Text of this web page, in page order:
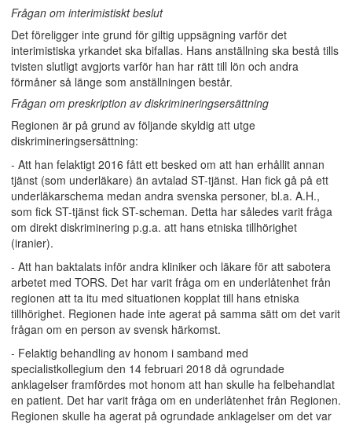
Frågan om interimistiskt beslut
Det föreligger inte grund för giltig uppsägning varför det
interimistiska yrkandet ska bifallas. Hans anställning ska bestå tills
tvisten slutligt avgjorts varför han har rätt till lön och andra
förmåner så länge som anställningen består.
Frågan om preskription av diskrimineringsersättning
Regionen är på grund av följande skyldig att utge
diskrimineringsersättning:
- Att han felaktigt 2016 fått ett besked om att han erhållit annan
tjänst (som underläkare) än avtalad ST-tjänst. Han fick gå på ett
underläkarschema medan andra svenska personer, bl.a. A.H.,
som fick ST-tjänst fick ST-scheman. Detta har således varit fråga
om direkt diskriminering p.g.a. att hans etniska tillhörighet
(iranier).
- Att han baktalats inför andra kliniker och läkare för att sabotera
arbetet med TORS. Det har varit fråga om en underlåtenhet från
regionen att ta itu med situationen kopplat till hans etniska
tillhörighet. Regionen hade inte agerat på samma sätt om det varit
frågan om en person av svensk härkomst.
- Felaktig behandling av honom i samband med
specialistkollegium den 14 februari 2018 då ogrundade
anklagelser framfördes mot honom att han skulle ha felbehandlat
en patient. Det har varit fråga om en underlåtenhet från Regionen.
Regionen skulle ha agerat på ogrundade anklagelser om det var